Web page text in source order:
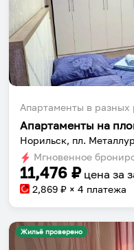
Апартаменты в разных
Апартаменты на
Норильск, пл.
Мгновенное
11,476 ₽ цена за
2,869 ₽ × 4 платежа
Жильё проверено